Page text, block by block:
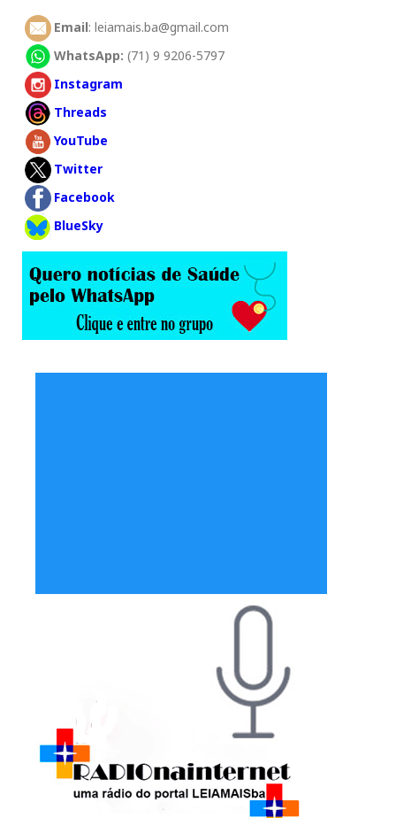
Email: leiamais.ba@gmail.com
WhatsApp: (71) 9 9206-5797
Instagram
Threads
YouTube
Twitter
Facebook
BlueSky